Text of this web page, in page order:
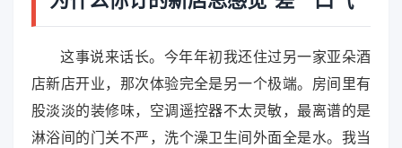
这事说来话长。今年年初我还住过另一家亚朵酒
店新店开业，那次体验完全是另一个极端。房间里有
股淡淡的装修味，空调遥控器不太灵敏，最离谱的是
淋浴间的门关不严，洗个澡卫生间外面全是水。我当